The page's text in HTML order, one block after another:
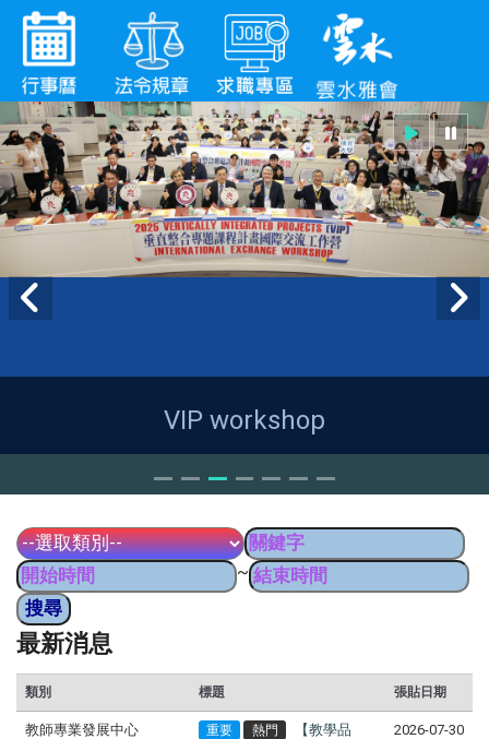
VIP workshop
~
最新消息
類別 標題 張貼日期
教師專業發展中心 重要 熱門
【教學品
2026-07-30